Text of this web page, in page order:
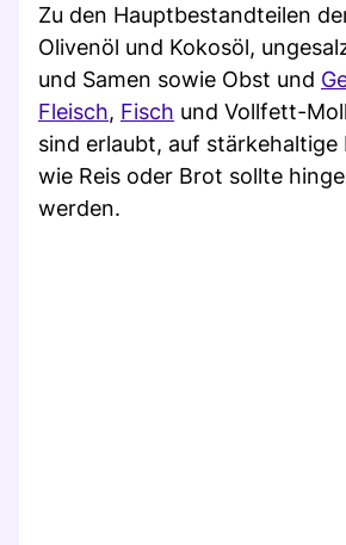
Zu den Hauptbestandteilen
Olivenöl und Kokosöl,
und Samen sowie Obst und
Fleisch, Fisch und Vollfett-
sind erlaubt, auf stärkehaltige
wie Reis oder Brot sollte
werden.